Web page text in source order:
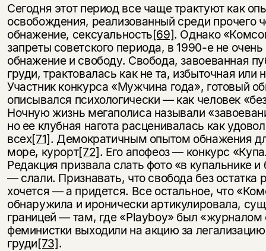
Сегодня этот период все чаще трактуют как
освобождения, реализованный среди прочего
обнажение, сексуальность[69]. Однако
запреты советского периода, в 1990-е не очень
обнажение и свободу. Свобода, завоеванная
груди, трактовалась как не та, избыточная или
Участник конкурса «Мужчина года», готовый
описывался психологически — как человек
Ночную жизнь мегаполиса называли
но ее клубная нагота расценивалась как
всех[71]. Демократичным опытом обнажения
море, курорт[72]. Его апофеоз — конкурс
Редакция призвала слать фото «в купальнике и
— слали. Признавать, что свобода без остатка
хочется — а придется. Все остальное, что
обнаружила и иронически артикулировала,
границей — там, где «Playboy» был
феминистки выходили на акцию за
груди[73].